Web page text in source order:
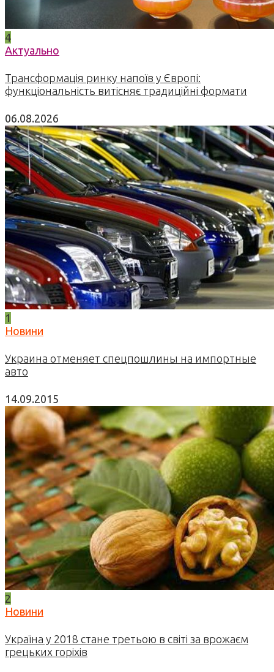
4
Актуально
Трансформація ринку напоїв у Європі:
функціональність витісняє традиційні формати
06.08.2026
1
Новини
Украина отменяет спецпошлины на импортные
авто
14.09.2015
2
Новини
Україна у 2018 стане третьою в світі за врожаєм
грецьких горіхів